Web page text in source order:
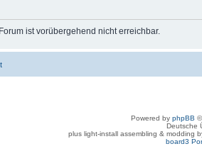
ist vorübergehend nicht erreichbar.
Powered by phpBB
Deutsche
plus light-install assembling & modding
board3